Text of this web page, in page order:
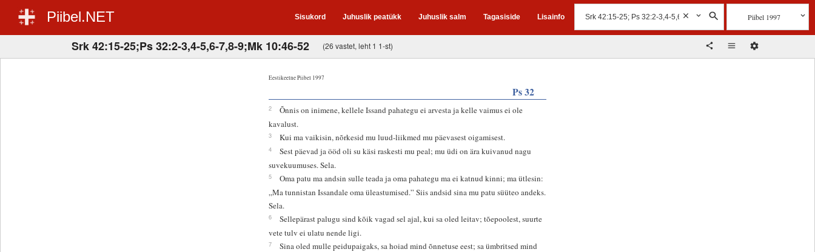
Piibel.NET Sisukord Juhuslik peatükk Juhuslik salm Tagasiside Lisainfo Piibel 1997
Srk 42:15-25;Ps 32:2-3,4-5,6-7,8-9;Mk 10:46-52 (26 vastet, leht 1 1-st)
Eestikeelne Piibel 1997
Ps 32
2
Õnnis on inimene, kellele Issand pahategu ei arvesta ja kelle vaimus ei ole
kavalust.
3 Kui ma vaikisin, nõrkesid mu luud-liikmed mu päevasest oigamisest.
4
Sest päevad ja ööd oli su käsi raskesti mu peal; mu üdi on ära kuivanud nagu
suvekuumuses. Sela.
5
Oma patu ma andsin sulle teada ja oma pahategu ma ei katnud kinni; ma ütlesin:
„Ma tunnistan Issandale oma üleastumised.” Siis andsid sina mu patu süüteo andeks.
Sela.
6
Sellepärast palugu sind kõik vagad sel ajal, kui sa oled leitav; tõepoolest, suurte
vete tulv ei ulatu nende ligi.
7
Sina oled mulle peidupaigaks, sa hoiad mind õnnetuse eest; sa ümbritsed mind